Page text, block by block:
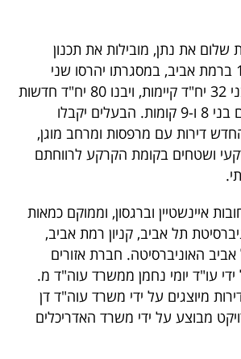
שלום את נתן, מובילות את תכנון
פרויקט איינשטיין 19 ברמת אביב, במסגרתו יהרסו שני
הבניינים הקיימים בני 32 יח"ד קיימות, ויבנו 80 יח"ד חדשות
בשני בניינים חדשים בני 8 ו-9 קומות. הבעלים יקבלו
דירות עם מרפסות ומרחב מוגן,
ושטחים בקומת הקרקע לרווחתם
איינשטיין וברגסון, וממוקם כמאות
תל אביב, קניון רמת אביב,
האוניברסיטה. חברת אזורים
עו"ד יומי נחמן ממשרד עוה"ד מ.
מיוצגים על ידי משרד עוה"ד דן
מבוצע על ידי משרד האדריכלים